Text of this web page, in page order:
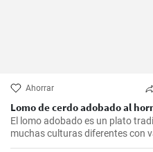
Ahorrar
Lomo de cerdo adobado al
El lomo adobado es un plato
muchas culturas diferentes con
sencilla y deliciosa que consiste